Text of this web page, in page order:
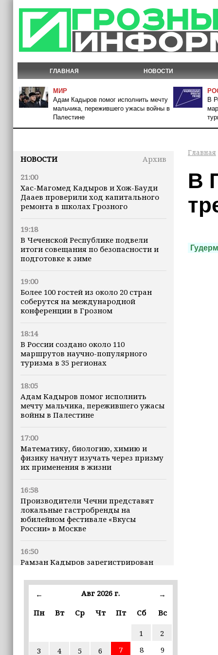
ГЛАВНАЯ НОВОСТИ
МИР
Адам Кадыров помог исполнить мечту
мальчика, пережившего ужасы войны в
Палестине
В
НОВОСТИ
Архив
21:00
Хас-Магомед Кадыров и Хож-Бауди
Дааев проверили ход капитального
ремонта в школах Грозного
19:18
В Чеченской Республике подвели
итоги совещания по безопасности и
подготовке к зиме
19:00
Более 100 гостей из около 20 стран
соберутся на международной
конференции в Грозном
18:14
В России создано около 110
маршрутов научно-популярного
туризма в 35 регионах
18:05
Адам Кадыров помог исполнить
мечту мальчика, пережившего ужасы
войны в Палестине
17:00
Математику, биологию, химию и
физику начнут изучать через призму
их применения в жизни
16:58
Производители Чечни представят
локальные гастробренды на
юбилейном фестивале «Вкусы
России» в Москве
16:50
Рамзан Кадыров зарегистрирован
16:47
землетрясения, рассказала
16:12
← Авг 2026 г.
→
Пн
Вт Ср Чт Пт Сб Вс
1
2
3
4 5 6 7 8
9
Главная
В